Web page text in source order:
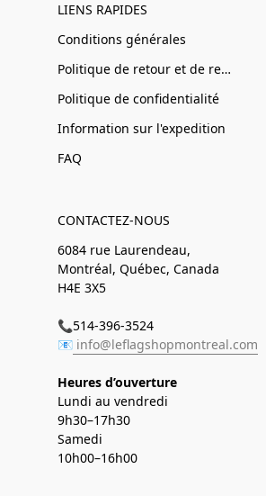
LIENS RAPIDES
Conditions générales
Politique de retour et de remboursement
Politique de confidentialité
Information sur l'expedition
FAQ
CONTACTEZ-NOUS
6084 rue Laurendeau,
Montréal, Québec, Canada
H4E 3X5
📞514-396-3524
📧 info@leflagshopmontreal.com
Heures d’ouverture
Lundi au vendredi
9h30–17h30
Samedi
10h00–16h00